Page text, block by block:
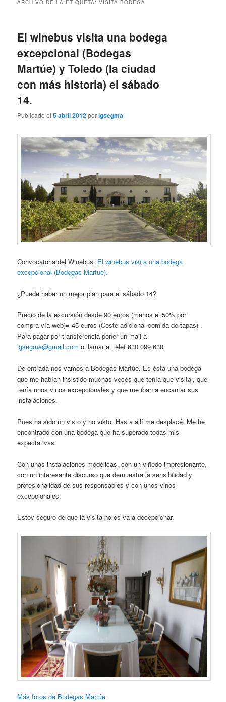
ARCHIVO DE LA ETIQUETA:VISITA BODEGA
El winebus visita una bodega
excepcional (Bodegas
Martúe) y Toledo (la ciudad
con más historia) el sábado
14.
Publicado el5 abril 2012porigsegma
Convocatoria del Winebus: El winebus visita una bodega
excepcional (Bodegas Martue).
¿Puede haber un mejor plan para el sábado 14?
Precio de la excursión desde 90 euros (menos el 50% por
compra vía web)= 45 euros (Coste adicional comida de tapas) .
Para pagar por transferencia poner un mail a
igsegma@gmail.com o llamar al telef 630 099 630
De entrada nos vamos a Bodegas Martúe. Es ésta una bodega
que me habían insistido muchas veces que tenía que visitar, que
tenía unos vinos excepcionales y que me iban a encantar sus
instalaciones.
Pues ha sido un visto y no visto. Hasta allí me desplacé. Me he
encontrado con una bodega que ha superado todas mis
expectativas.
Con unas instalaciones modélicas, con un viñedo impresionante,
con un interesante discurso que demuestra la sensibilidad y
profesionalidad de sus responsables y con unos vinos
excepcionales.
Estoy seguro de que la visita no os va a decepcionar.
Más fotos de Bodegas Martúe